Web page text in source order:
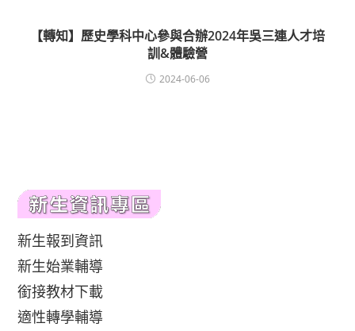
【轉知】歷史學科中心參與合辦2024年吳三連人才培
訓&體驗營
2024-06-06
新生報到資訊
新生始業輔導
銜接教材下載
適性轉學輔導